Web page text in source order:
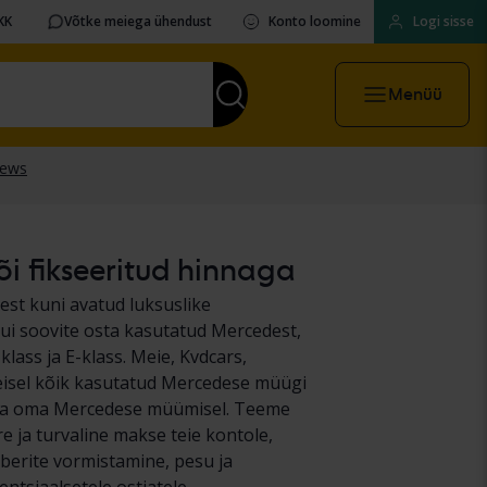
Võtke meiega ühendust Konto loomine Logi sisse
Menüü
fikseeritud hinnaga
kuni avatud luksuslike
soovite osta kasutatud Mercedest,
ja E-klass. Meie, Kvdcars,
kõik kasutatud Mercedese müügi
oma Mercedese müümisel. Teeme
ja turvaline makse teie kontole,
vormistamine, pesu ja